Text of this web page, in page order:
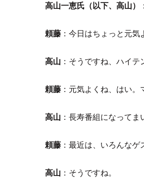
高山一恵氏（以下、高山）
頼藤：今日はちょっと元気
高山 ：そうですね、ハイテ
頼藤：元気よくね、はい。
高山 ：長寿番組になってま
頼藤：最近は、いろんなゲ
高山 ：そうですね。